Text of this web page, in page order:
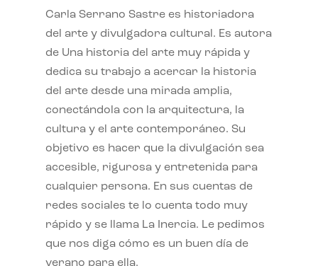
Carla Serrano Sastre es historiadora
del arte y divulgadora cultural. Es autora
de Una historia del arte muy rápida y
dedica su trabajo a acercar la historia
del arte desde una mirada amplia,
conectándola con la arquitectura, la
cultura y el arte contemporáneo. Su
objetivo es hacer que la divulgación sea
accesible, rigurosa y entretenida para
cualquier persona. En sus cuentas de
redes sociales te lo cuenta todo muy
rápido y se llama La Inercia. Le pedimos
que nos diga cómo es un buen día de
verano para ella.